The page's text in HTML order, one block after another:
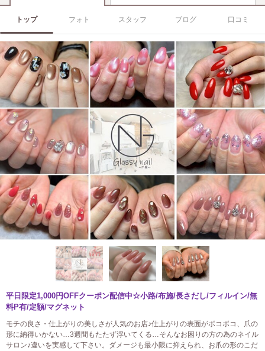
トップ フォト スタッフ ブログ 口コミ
平日限定1,000円OFFクーポン配信中☆小路/布施/長さだし/フィルイン/無
料P有/定額/マグネット
モチの良さ・仕上がりの美しさが人気のお店♪仕上がりの表面がボコボコ、爪の
形に納得いかない…3週間もたたず浮いてくる…そんなお困りの方の為のネイル
サロン♪違いを実感して下さい。ダメージも最小限に抑えられ、お爪の形のこだ